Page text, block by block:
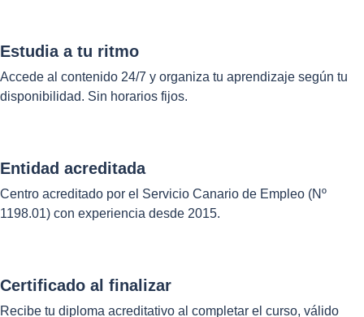
Estudia a tu ritmo
Accede al contenido 24/7 y organiza tu aprendizaje según tu
disponibilidad. Sin horarios fijos.
Entidad acreditada
Centro acreditado por el Servicio Canario de Empleo (Nº
1198.01) con experiencia desde 2015.
Certificado al finalizar
Recibe tu diploma acreditativo al completar el curso, válido